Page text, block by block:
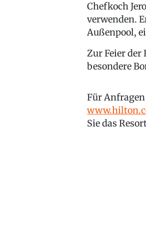
Chefkoch
verwenden.
Außenpool,
Zur Feier
besondere
Für
Sie das